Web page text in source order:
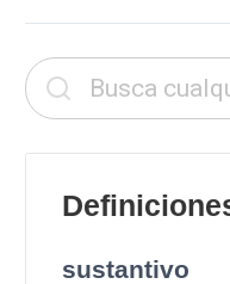
sustantivo